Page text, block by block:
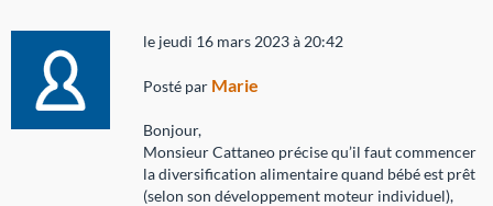
le jeudi 16 mars 2023 à 20:42
Posté par Marie
Bonjour,
Monsieur Cattaneo précise qu’il faut commencer
la diversification alimentaire quand bébé est prêt
(selon son développement moteur individuel),